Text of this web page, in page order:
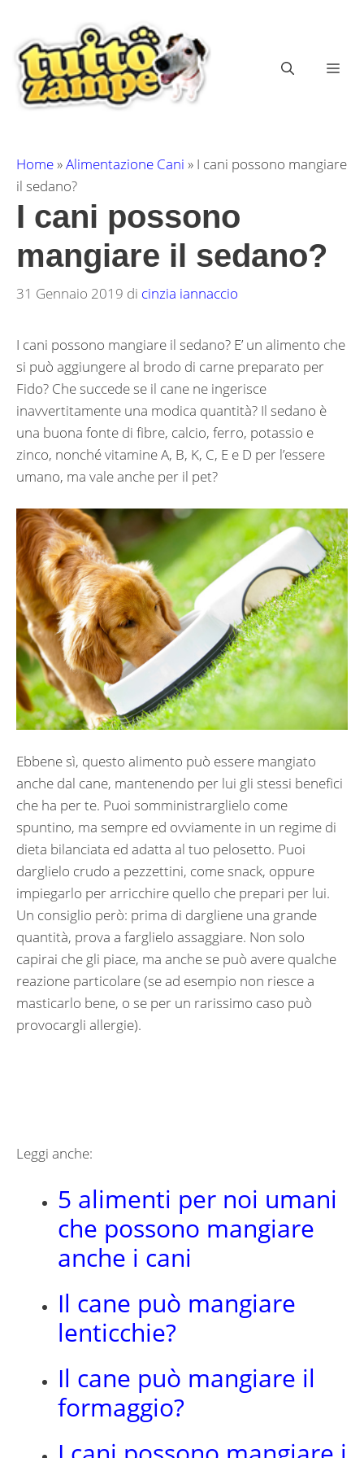
contenuto
Home»Alimentazione Cani » I cani possono mangiare
il sedano?
I cani possono
mangiare il sedano?
31 Gennaio 2019 di cinzia iannaccio
I cani possono mangiare il sedano? E’ un alimento che
si può aggiungere al brodo di carne preparato per
Fido? Che succede se il cane ne ingerisce
inavvertitamente una modica quantità? Il sedano è
una buona fonte di fibre, calcio, ferro, potassio e
zinco, nonché vitamine A, B, K, C, E e D per l’essere
umano, ma vale anche per il pet?
Ebbene sì, questo alimento può essere mangiato
anche dal cane, mantenendo per lui gli stessi benefici
che ha per te. Puoi somministrarglielo come
spuntino, ma sempre ed ovviamente in un regime di
dieta bilanciata ed adatta al tuo pelosetto. Puoi
darglielo crudo a pezzettini, come snack, oppure
impiegarlo per arricchire quello che prepari per lui.
Un consiglio però: prima di dargliene una grande
quantità, prova a farglielo assaggiare. Non solo
capirai che gli piace, ma anche se può avere qualche
reazione particolare (se ad esempio non riesce a
masticarlo bene, o se per un rarissimo caso può
provocargli allergie).
Leggi anche:
5 alimenti per noi umani
che possono mangiare
anche i cani
Il cane può mangiare
lenticchie?
Il cane può mangiare il
formaggio?